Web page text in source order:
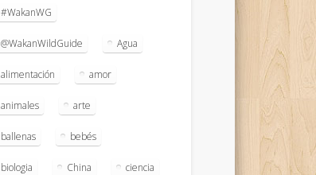
#WakanWG
@WakanWildGuide Agua
alimentación amor
animales arte
ballenas bebés
biologia China ciencia